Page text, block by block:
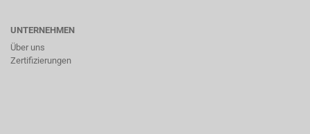
UNTERNEHMEN
Über uns
Zertifizierungen